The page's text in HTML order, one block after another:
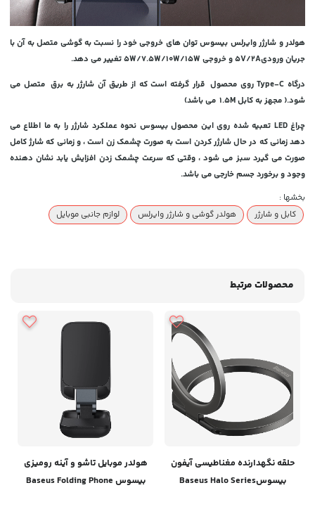
هولدر و شارژر وایرلس بیسوس توان های خروجی خود را نسبت به گوشی متصل به آن با
جریان ورودی5V/2A و خروجی 5W/7.5W/10W/15W تغییر می دهد.
درگاه Type-C روی محصول قرار گرفته است که از طریق آن شارژر به برق متصل می
شود.( مجهز به کابل 1.5M می باشد)
چراغ LED تعبیه شده روی این محصول بیسوس نحوه عملکرد شارژر را به ما اطلاع می
دهد زمانی که در حال شارژر کردن است به صورت چشمک زن است ، و زمانی که شارژ کامل
صورت می گیرد سبز می شود ، وقتی که سرعت چشمک زدن افزایش یابد نشان دهنده
وجود و برخورد جسم خارجی می باشد.
بخشها :
کابل و شارژر
هولدر گوشی و شارژر وایرلس لوازم جانبی موبایل
محصولات مرتبط
حلقه نگهدارنده مغناطیسی آیفون
بیسوسBaseus Halo Series
هولدر موبایل تاشو و آینه رومیزی
بیسوس Baseus Folding Phone